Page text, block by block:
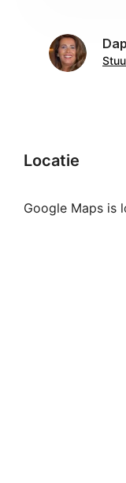
Locatie
Google Maps is